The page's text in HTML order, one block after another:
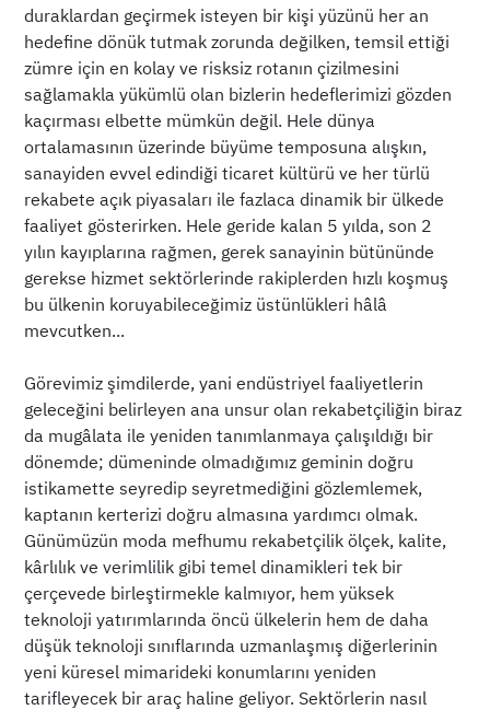
duraklardan geçirmek isteyen bir kişi yüzünü her an
hedefine dönük tutmak zorunda değilken, temsil ettiği
zümre için en kolay ve risksiz rotanın çizilmesini
sağlamakla yükümlü olan bizlerin hedeflerimizi gözden
kaçırması elbette mümkün değil. Hele dünya
ortalamasının üzerinde büyüme temposuna alışkın,
sanayiden evvel edindiği ticaret kültürü ve her türlü
rekabete açık piyasaları ile fazlaca dinamik bir ülkede
faaliyet gösterirken. Hele geride kalan 5 yılda, son 2
yılın kayıplarına rağmen, gerek sanayinin bütününde
gerekse hizmet sektörlerinde rakiplerden hızlı koşmuş
bu ülkenin koruyabileceğimiz üstünlükleri hâlâ
mevcutken...
Görevimiz şimdilerde, yani endüstriyel faaliyetlerin
geleceğini belirleyen ana unsur olan rekabetçiliğin biraz
da mugâlata ile yeniden tanımlanmaya çalışıldığı bir
dönemde; dümeninde olmadığımız geminin doğru
istikamette seyredip seyretmediğini gözlemlemek,
kaptanın kerterizi doğru almasına yardımcı olmak.
Günümüzün moda mefhumu rekabetçilik ölçek, kalite,
kârlılık ve verimlilik gibi temel dinamikleri tek bir
çerçevede birleştirmekle kalmıyor, hem yüksek
teknoloji yatırımlarında öncü ülkelerin hem de daha
düşük teknoloji sınıflarında uzmanlaşmış diğerlerinin
yeni küresel mimarideki konumlarını yeniden
tarifleyecek bir araç haline geliyor. Sektörlerin nasıl